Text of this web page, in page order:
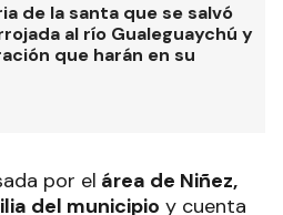
de la santa que se salvó
al río Gualeguaychú y
que harán en su
por el área de Niñez,
del municipio y cuenta